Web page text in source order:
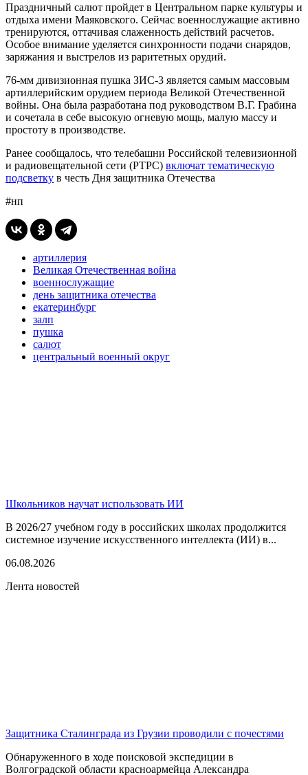
Праздничный салют пройдет в Центральном парке культуры и
отдыха имени Маяковского. Сейчас военнослужащие активно
тренируются, оттачивая слаженность действий расчетов.
Особое внимание уделяется синхронности подачи снарядов,
заряжания и выстрелов из раритетных орудий.
76-мм дивизионная пушка ЗИС-3 является самым массовым
артиллерийским орудием периода Великой Отечественной
войны. Она была разработана под руководством В.Г. Грабина
и сочетала в себе высокую огневую мощь, малую массу и
простоту в производстве.
Ранее сообщалось, что телебашни Российской телевизионной
и радиовещательной сети (РТРС) включат тематическую
подсветку в честь Дня защитника Отечества
#нп
артиллерия
Великая Отечественная война
военнослужащие
день защитника отечества
екатеринбург
залп
пушка
салют
центральный военный округ
Школьников научат использовать ИИ
В 2026/27 учебном году в российских школах продолжится
системное изучение искусственного интеллекта (ИИ) в...
06.08.2026
Лента новостей
Защитника Сталинграда из Грузии проводили с почестями
Обнаруженного в ходе поисковой экспедиции в
Волгоградской области красноармейца Александра